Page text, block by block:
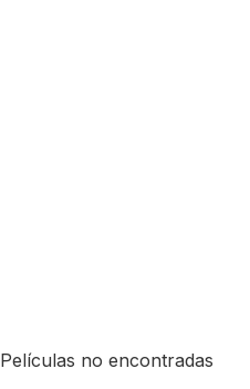
Películas no encontradas